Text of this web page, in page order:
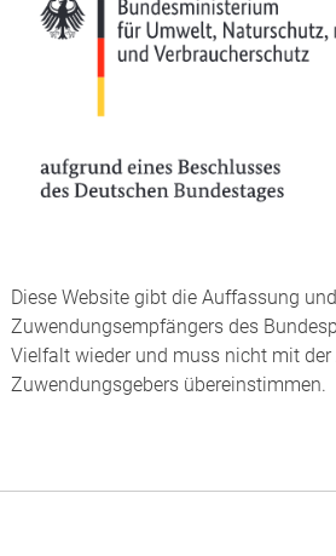
Diese Website gibt die Auffassung
Zuwendungsempfängers des
Vielfalt wieder und muss nicht mit
Zuwendungsgebers übereinstimmen.